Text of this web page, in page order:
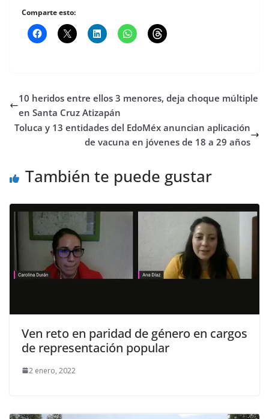
Comparte esto:
10 heridos entre ellos 3 menores, deja choque múltiple
en Santa Cruz Atizapán
Toluca y 13 entidades del EdoMéx anuncian aplicación
de vacuna en jóvenes de 18 a 29 años
También te puede gustar
Ven reto en paridad de género en cargos
de representación popular
2 enero, 2022